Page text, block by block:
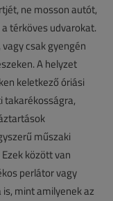
ne mosson autót,
térköves udvarokat.
csak gyengén
A helyzet
keletkező óriási
takarékosságra,
műszaki
között van
perlátor vagy
mint amilyenek az